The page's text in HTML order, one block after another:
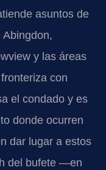
asuntos de
y las áreas
con
el condado y es
donde ocurren
dar lugar a estos
del bufete —en